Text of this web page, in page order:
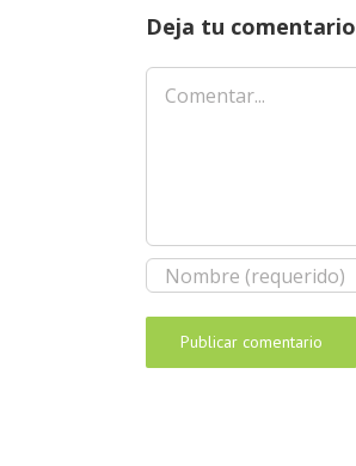
Deja tu comentario
Comentar